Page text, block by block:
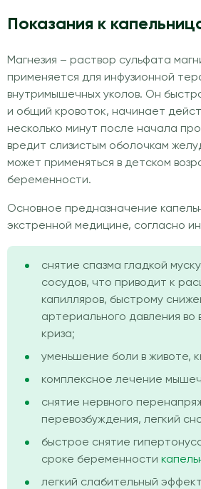
Показания к
Магнезия – раствор сульфата
применяется для инфузионной
внутримышечных уколов. Он
и общий кровоток, начинает
несколько минут после начала
вредит слизистым оболочкам
может применяться в детском
беременности.
Основное предназначение
экстренной медицине, согласно
снятие спазма гладкой
сосудов, что приводит к
капилляров, быстрому
артериального давления во
криза;
уменьшение боли в животе,
комплексное лечение
снятие нервного
перевозбуждения, легкий
быстрое снятие
сроке беременности
легкий слабительный